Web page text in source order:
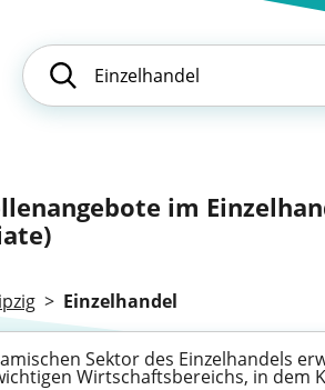
im
> Einzelhandel
Sektor des Einzelhandels
Wirtschaftsbereichs, in dem